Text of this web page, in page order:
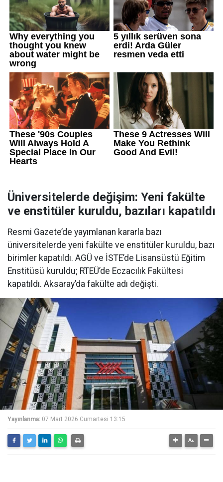
Üniversitelerde değişim: Yeni fakülte
ve enstitüler kuruldu, bazıları kapatıldı
Resmi Gazete’de yayımlanan kararla bazı
üniversitelerde yeni fakülte ve enstitüler kuruldu, bazı
birimler kapatıldı. AGÜ ve İSTE’de Lisansüstü Eğitim
Enstitüsü kuruldu; RTEÜ’de Eczacılık Fakültesi
kapatıldı. Aksaray’da fakülte adı değişti.
Yayınlanma: 07 Mart 2026 Cumartesi 13:15